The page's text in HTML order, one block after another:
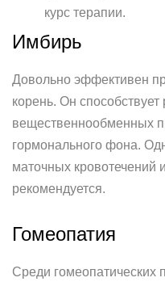
курс терапии.
Имбирь
Довольно эффективен
корень. Он
вещественнообменных
гормонального фона.
маточных кровотечений
рекомендуется.
Гомеопатия
Среди гомеопатических